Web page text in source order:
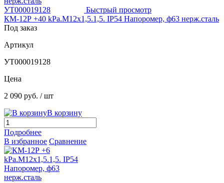
Быстрый просмотр
КМ-12Р +40 kPа.М12х1,5.1,5. IP54 Напоромер, ф63 нерж.сталь
Под заказ
Артикул
УТ000019128
Цена
2 090 руб. / шт
В корзину
Подробнее
В избранное Сравнение